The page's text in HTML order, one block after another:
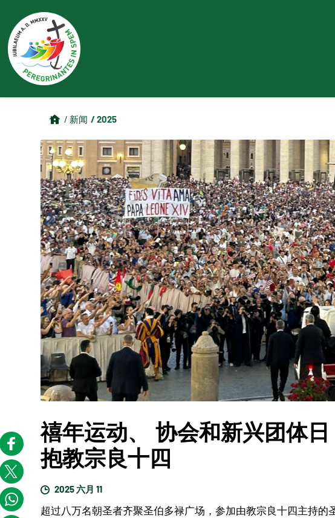
/ 新闻 / 2025
禧年运动、 协会和新兴团体
抱教宗良十四
2025 六月 11
超过八万名朝圣者齐聚圣伯多禄广场，参加由教宗良十四主持的